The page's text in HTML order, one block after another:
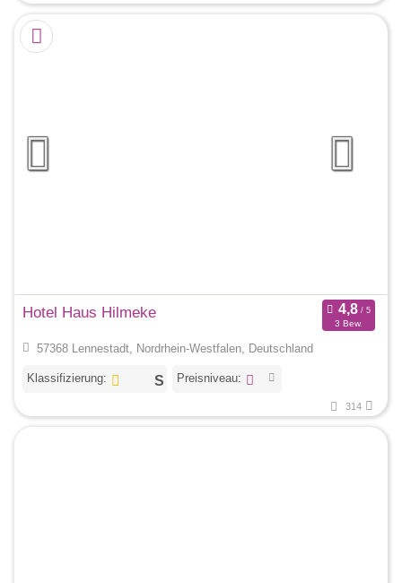
Hotel Haus Hilmeke
3 Bew.
57368 Lennestadt, Nordrhein-Westfalen, Deutschland
Klassifizierung: Preisniveau:
314